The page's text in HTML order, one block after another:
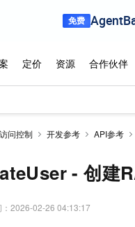
访问控制 开发参考 API参考
- 创建
2026-02-26 04:13:17